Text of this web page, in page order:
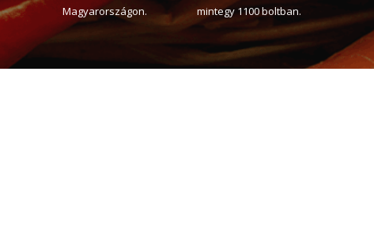
Magyarországon.
mintegy 1100 boltban.